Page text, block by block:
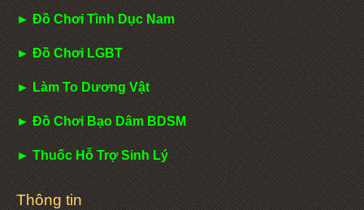
► Đồ Chơi Tình Dục Nam
► Đồ Chơi LGBT
► Làm To Dương Vật
► Đồ Chơi Bạo Dâm BDSM
► Thuốc Hỗ Trợ Sinh Lý
Thông tin